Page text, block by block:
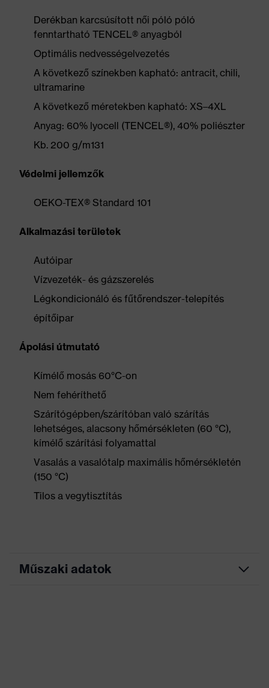
Derékban karcsúsított női póló póló
fenntartható TENCEL® anyagból
Optimális nedvességelvezetés
A következő színekben kapható: antracit, chili,
ultramarine
A következő méretekben kapható: XS–4XL
Anyag: 60% lyocell (TENCEL®), 40% poliészter
Kb. 200 g/m131
Védelmi jellemzők
OEKO-TEX® Standard 101
Alkalmazási területek
Autóipar
Vízvezeték- és gázszerelés
Légkondicionáló és fűtőrendszer-telepítés
építőipar
Ápolási útmutató
Kímélő mosás 60°C-on
Nem fehéríthető
Szárítógépben/szárítóban való szárítás
lehetséges, alacsony hőmérsékleten (60 °C),
kímélő szárítási folyamattal
Vasalás a vasalótalp maximális hőmérsékletén
(150 °C)
Tilos a vegytisztítás
Műszaki adatok